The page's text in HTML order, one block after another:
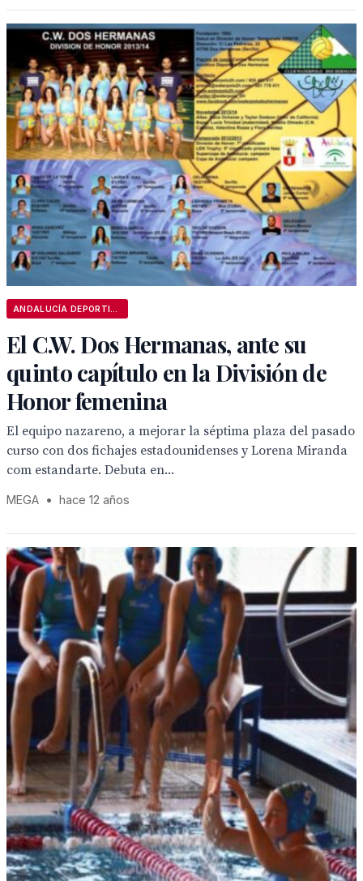
El C.W. Dos Hermanas, ante su
quinto capítulo en la División de
Honor femenina
El equipo nazareno, a mejorar la séptima plaza del pasado
curso con dos fichajes estadounidenses y Lorena Miranda
com estandarte. Debuta en...
MEGA • hace 12 años